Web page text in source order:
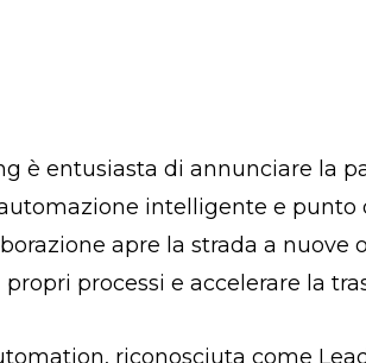
è entusiasta di annunciare la
intelligente e
apre la strada a
processi e accelerare la
riconosciuta come